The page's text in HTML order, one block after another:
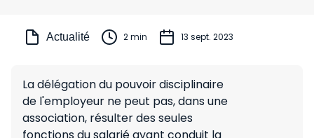
Actualité 2 min 13 sept. 2023
La délégation du pouvoir disciplinaire
de l'employeur ne peut pas, dans une
association, résulter des seules